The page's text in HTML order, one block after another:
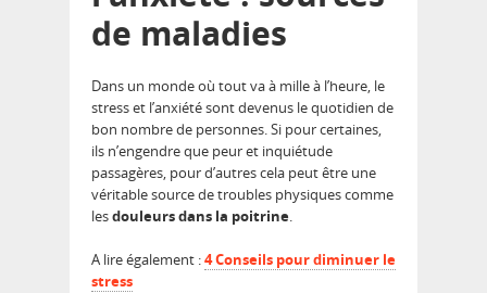
de maladies
Dans un monde où tout va à mille à l’heure, le
stress et l’anxiété sont devenus le quotidien de
bon nombre de personnes. Si pour certaines,
ils n’engendre que peur et inquiétude
passagères, pour d’autres cela peut être une
véritable source de troubles physiques comme
lesdouleurs dans la poitrine.
A lire également :4 Conseils pour diminuer le
stress